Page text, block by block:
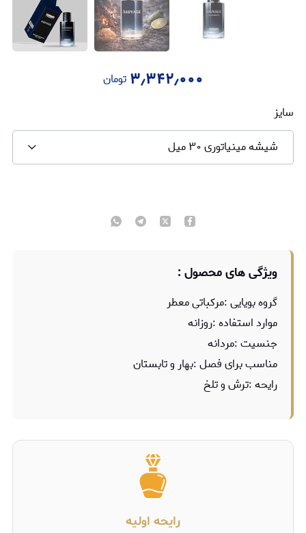
۳٫۳۴۲٫۰۰۰ تومان
سایز
شیشه مینیاتوری ۳۰ میل
ویژگی های محصول :
گروه بویایی :مرکباتی معطر
موارد استفاده :روزانه
جنسیت :مردانه
مناسب برای فصل :بهار و تابستان
رایحه :ترش و تلخ
رایحه اولیه